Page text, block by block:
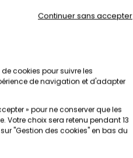
cookies pour suivre les
de navigation et d'adapter
» pour ne conserver que les
Votre choix sera retenu pendant 13
"Gestion des cookies" en bas du
Continuer sans accepter